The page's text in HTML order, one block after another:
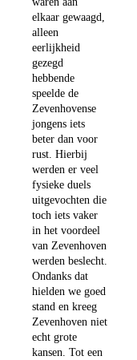
elkaar gewaagd,
alleen
eerlijkheid
gezegd
hebbende
speelde de
Zevenhovense
jongens iets
beter dan voor
rust. Hierbij
werden er veel
fysieke duels
uitgevochten die
toch iets vaker
in het voordeel
van Zevenhoven
werden beslecht.
Ondanks dat
hielden we goed
stand en kreeg
Zevenhoven niet
echt grote
kansen. Tot een